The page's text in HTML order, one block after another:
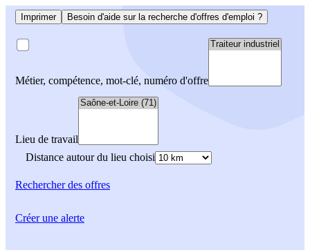
Imprimer Besoin d'aide sur la recherche d'offres d'emploi ?
Métier, compétence, mot-clé, numéro d'offre
Lieu de travail
Distance autour du lieu choisi
Rechercherdes offres
Créer une alerte